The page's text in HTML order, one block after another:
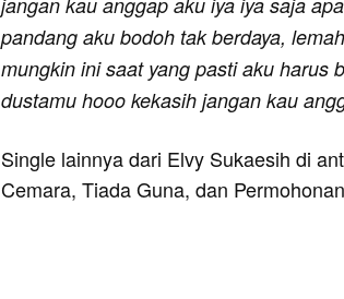
pandang aku bodoh tak berdaya,
mungkin ini saat yang pasti aku harus
dustamu hooo kekasih jangan kau
Single lainnya dari Elvy Sukaesih di
Cemara, Tiada Guna, dan